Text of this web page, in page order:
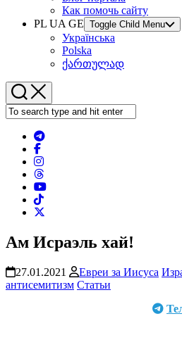
Как помочь сайту
PL UA GE Toggle Child Menu
Українська
Polska
ქართულად
Ам Исраэль хай!
27.01.2021 Евреи за Иисуса
антисемитизм Статьи